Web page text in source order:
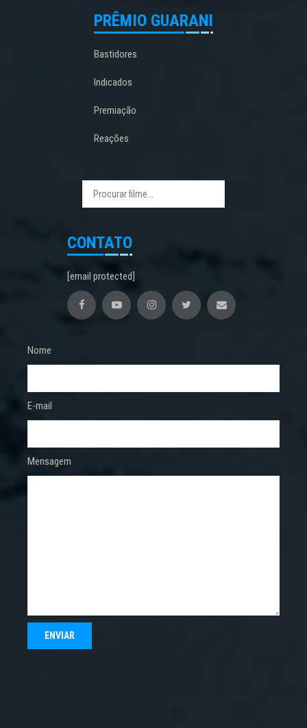
PRÊMIO GUARANI
Bastidores
Indicados
Premiação
Reações
CONTATO
[email protected]
Nome
E-mail
Mensagem